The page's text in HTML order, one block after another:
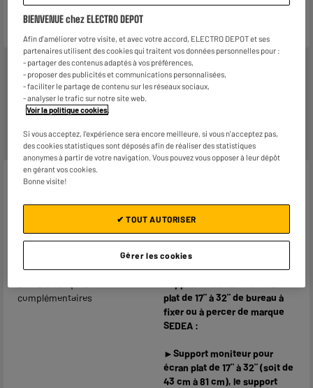
Garantie :2 ans
Pièces et main d'oeuvre
Caractéristiques
Marque EDENWOOD
Format max. supporté 32"
H 10 cm x L 13 cm x P 42,5 cm
complémentaires
plat de 17" à 32" de bureau à
fixer ou à percer de marque
SEDEA :
►Support moniteur pour
écran plat de 17" à 32" (soit de
43 cm à 81 cm), le support
BIENVENUE chez ELECTRO DEPOT
Afin d'améliorer votre visite, et avec votre accord, ELECTRO DEPOT et ses
partenaires utilisent des cookies qui traitent vos données personnelles pour :
- partager des contenus adaptés à vos préférences,
- proposer des publicités et communications personnalisées,
- faciliter le partage de contenu sur les réseaux sociaux,
- analyser le trafic sur notre site web.
Voir la politique cookies.
Si vous acceptez, l'expérience sera encore meilleure, si vous n'acceptez pas,
des cookies statistiques sont déposés afin de réaliser des statistiques
anonymes à partir de votre navigation. Vous pouvez vous opposer à leur dépôt
en gérant vos cookies.
Bonne visite!
Gérer les cookies
✔ TOUT AUTORISER